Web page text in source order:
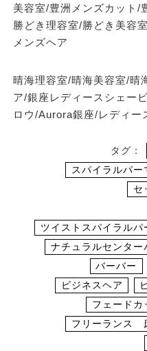
美容室/豊洲メンズカット/
勝どき理容室/勝どき美容
メンズヘア
晴海理容室/晴海美容室/晴
ア/銀座レディースシェー
ロウ/Aurora銀座/レディー
タグ：
スパイラルパー
セ
ツイストスパイラル
ナチュラルセンター
バーバー
ビジネスヘア
フェードカ
フリーランス